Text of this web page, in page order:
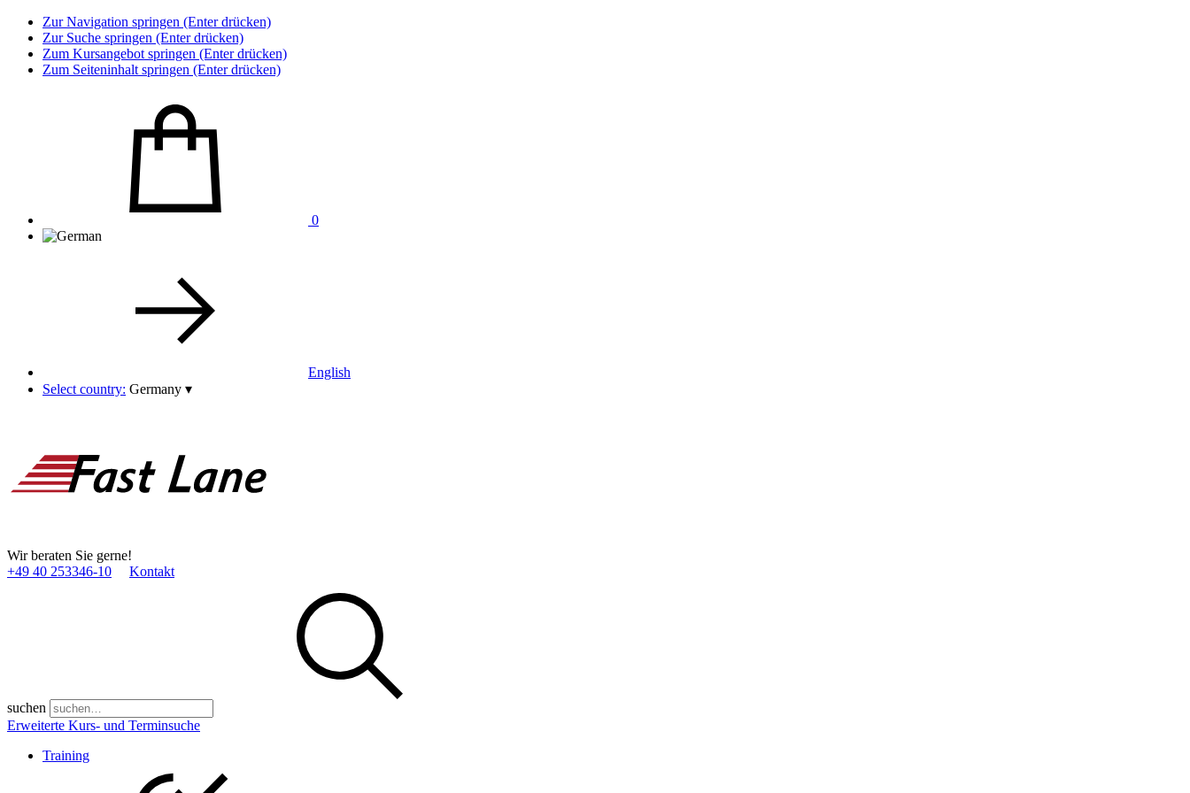
Zur Navigation springen (Enter drücken)
Zur Suche springen (Enter drücken)
Zum Kursangebot springen (Enter drücken)
Zum Seiteninhalt springen (Enter drücken)
0
English
Select country: Germany ▾
Wir beraten Sie gerne!
+49 40 253346­-10
Kontakt
suchen
Erweiterte Kurs- und Terminsuche
Training